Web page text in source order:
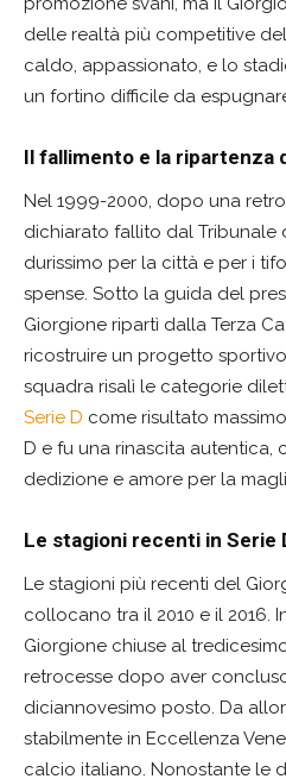
delle realtà più competitive
caldo, appassionato, e lo
un fortino difficile da
Il fallimento e la ripartenza
Nel 1999-2000, dopo una
dichiarato fallito dal Tribunale
durissimo per la città e per i
spense. Sotto la guida del
Giorgione ripartì dalla Terza
ricostruire un progetto
squadra risalì le categorie
Serie D come risultato
D e fu una rinascita autentica,
dedizione e amore per la
Le stagioni recenti in Serie
Le stagioni più recenti del
collocano tra il 2010 e il 2016.
Giorgione chiuse al
retrocesse dopo aver
diciannovesimo posto. Da
stabilmente in Eccellenza
calcio italiano. Nonostante le